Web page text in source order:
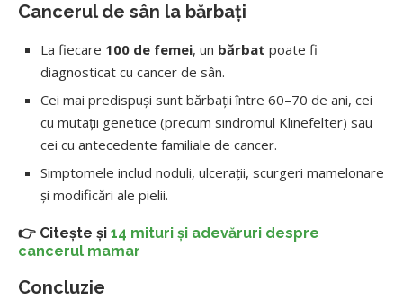
Cancerul de sân la bărbați
La fiecare 100 de femei, un bărbat poate fi
diagnosticat cu cancer de sân.
Cei mai predispuși sunt bărbații între 60–70 de ani, cei
cu mutații genetice (precum sindromul Klinefelter) sau
cei cu antecedente familiale de cancer.
Simptomele includ noduli, ulcerații, scurgeri mamelonare
și modificări ale pielii.
👉 Citește și 14 mituri și adevăruri despre
cancerul mamar
Concluzie